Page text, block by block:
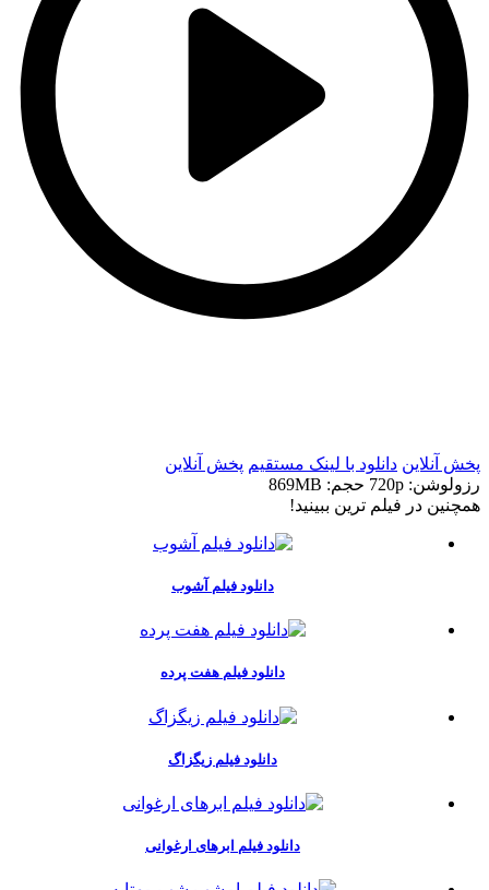
پخش آنلاین دانلود با لينک مستقيم پخش آنلاین
رزولوشن: 720p
حجم: 869MB
همچنين در فيلم ترين ببينيد!
دانلود فیلم آشوب
دانلود فیلم هفت پرده
دانلود فیلم زیگزاگ
دانلود فیلم ابرهای ارغوانی